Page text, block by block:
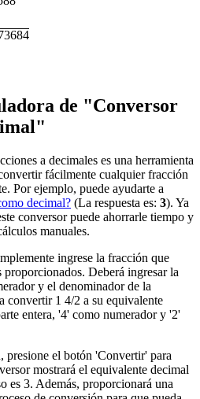
de "Conversor
a decimales es una herramienta
fácilmente cualquier fracción
Por ejemplo, puede ayudarte a
decimal? (La respuesta es: 3). Ya
conversor puede ahorrarle tiempo y
manuales.
ingrese la fracción que
Deberá ingresar la
y el denominador de la
convertir 1 4/2 a su equivalente
entera, '4' como numerador y '2'
presione el botón 'Convertir' para
mostrará el equivalente decimal
es 3. Además, proporcionará una